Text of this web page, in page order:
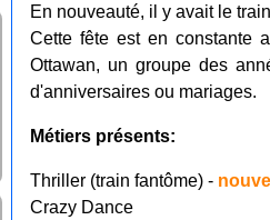
En nouveauté, il y avait le
Cette fête est en constante
Ottawan, un groupe des
d'anniversaires ou mariages.
Métiers présents:
Thriller (train fantôme) -
Crazy Dance